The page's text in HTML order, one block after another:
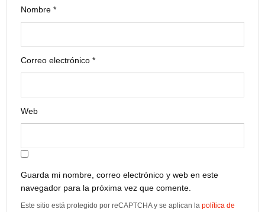
Nombre *
Correo electrónico *
Web
Guarda mi nombre, correo electrónico y web en este
navegador para la próxima vez que comente.
Este sitio está protegido por reCAPTCHA y se aplican la política de